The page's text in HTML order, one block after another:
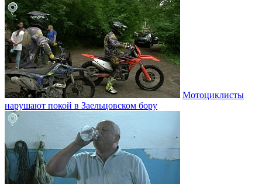
Мотоциклисты
нарушают покой в Заельцовском бору